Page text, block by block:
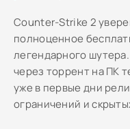
Counter-Strike 2
полноценное
легендарного
через торрент на ПК
уже в первые дни
ограничений и